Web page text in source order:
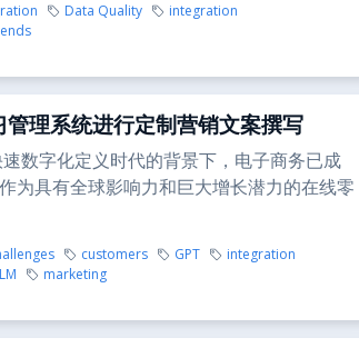
Data Quality
integration
理系统进行定制营销文案撰写
数字化定义时代的背景下，电子商务已成
为具有全球影响力和巨大增长潜力的在线零
customers GPT
integration
marketing